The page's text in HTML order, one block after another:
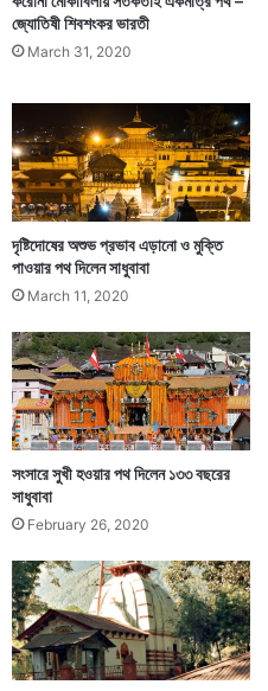
তোলে ভ্রমণপিয়াসীদের,
আসা তীর্থকামীদের হৃদয়, মন।
হয়েছিল দেবপ্রয়াগ। ব্রহ্মার
ভারতীয় ভাস্কর্যের আদলে
ইন্দ্রদ্যুম্ন বিশ্বতীর্থ, আদি
ও ভরত মন্দির, মহাবীর মন্দির,
শঙ্করাচার্য মন্দির, এমন অসংখ্য
জ্যোতিষী শিবশংকর ভারতী
March 31, 2020
দৃষ্টিদোষের অশুভ প্রভাব এড়ানো ও মুক্তি
পাওয়ার পথ দিলেন সাধুবাবা
March 11, 2020
সংসারে সুখী হওয়ার পথ দিলেন ১৩৩ বছরের
সাধুবাবা
February 26, 2020